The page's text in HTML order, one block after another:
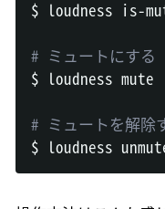
$ loudness is-
# ミュートにする
$ loudness mute
# ミュートを解除